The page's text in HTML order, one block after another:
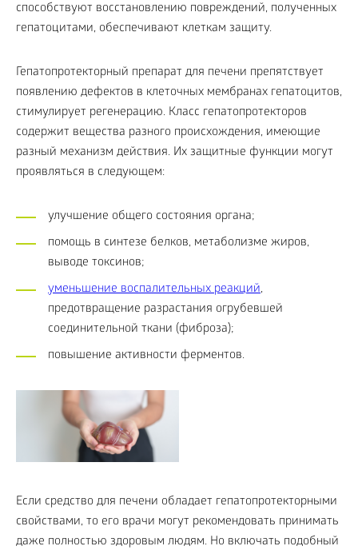
способствуют восстановлению повреждений, полученных
гепатоцитами, обеспечивают клеткам защиту.
Гепатопротекторный препарат для печени препятствует
появлению дефектов в клеточных мембранах гепатоцитов,
стимулирует регенерацию. Класс гепатопротекторов
содержит вещества разного происхождения, имеющие
разный механизм действия. Их защитные функции могут
проявляться в следующем:
улучшение общего состояния органа;
помощь в синтезе белков, метаболизме жиров,
выводе токсинов;
уменьшение воспалительных реакций,
предотвращение разрастания огрубевшей
соединительной ткани (фиброза);
повышение активности ферментов.
Если средство для печени обладает гепатопротекторными
свойствами, то его врачи могут рекомендовать принимать
даже полностью здоровым людям. Но включать подобный